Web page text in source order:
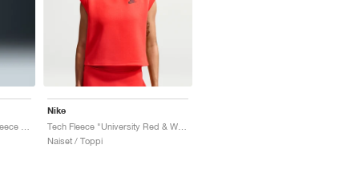
Nike
Naiset / Toppi